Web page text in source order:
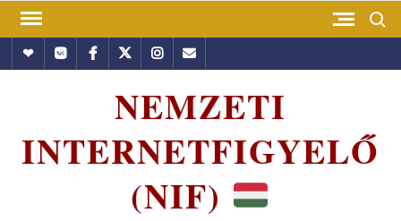
Skip
contentHundubVkontakte
Facebook
TwitterInstagram
Email
NEMZETI
INTERNETFIGYELŐ
(NIF)